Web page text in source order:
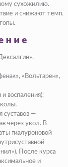
сухожилию.
и снижают темп.
«Вольтарен»,
воспаления):
суставов —
через укол. В
гиалуроновой
После курса
и